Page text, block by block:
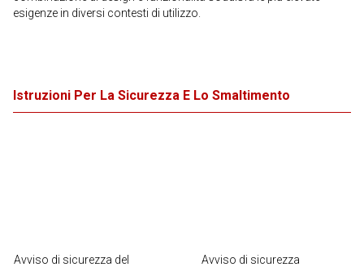
esigenze in diversi contesti di utilizzo.
Istruzioni Per La Sicurezza E Lo Smaltimento
Avviso di sicurezza del
Avviso di sicurezza